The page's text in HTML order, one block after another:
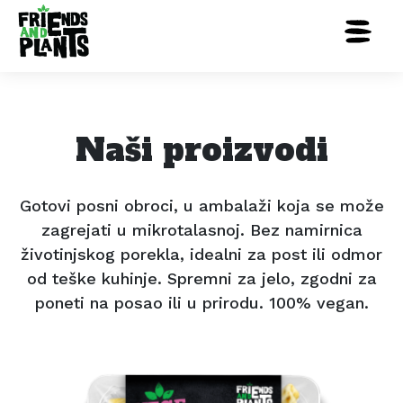
Naši proizvodi
Gotovi posni obroci, u ambalaži koja se može
zagrejati u mikrotalasnoj. Bez namirnica
životinjskog porekla, idealni za post ili odmor
od teške kuhinje. Spremni za jelo, zgodni za
poneti na posao ili u prirodu. 100% vegan.